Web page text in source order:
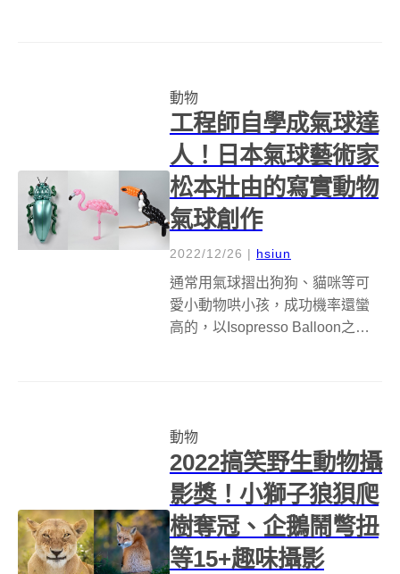
捕捉蝴蝶破蛹蛻變階段的迷人之
美！ ...
動物
工程師自學成氣球達
人！日本氣球藝術家
松本壯由的寫實動物
氣球創作
2022/12/26 | hsiun
通常用氣球摺出狗狗、貓咪等可
愛小動物哄小孩，成功機率還蠻
高的，以Isopresso Balloon之名
屬和半透明的汽球...
動物
2022搞笑野生動物攝
影獎！小獅子狼狽爬
樹奪冠、企鵝鬧彆扭
等15+趣味攝影